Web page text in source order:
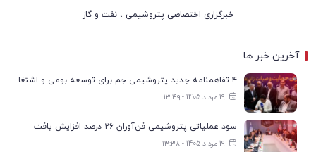
خبرگزاری اختصاصی پتروشیمی ، نفت و گاز
آخرین خبر ها
۴ تفاهمنامه جدید پتروشیمی جم برای توسعه بومی و اشتغال در بوشهر
19 مرداد 1405 - ۱۳:۴۹
سود عملیاتی پتروشیمی فن‌آوران ۲۶ درصد افزایش یافت
19 مرداد 1405 - ۱۳:۳۸